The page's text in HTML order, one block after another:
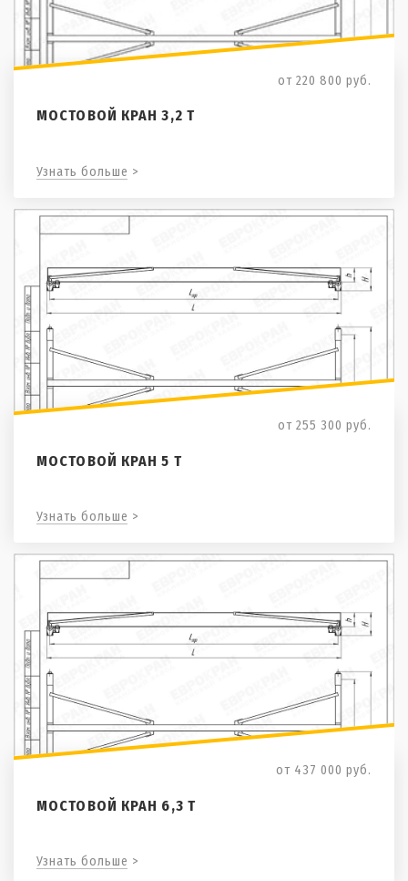
от 220 800 руб.
МОСТОВОЙ КРАН 3,2 Т
Узнать больше >
от 255 300 руб.
МОСТОВОЙ КРАН 5 Т
Узнать больше >
от 437 000 руб.
МОСТОВОЙ КРАН 6,3 Т
Узнать больше >